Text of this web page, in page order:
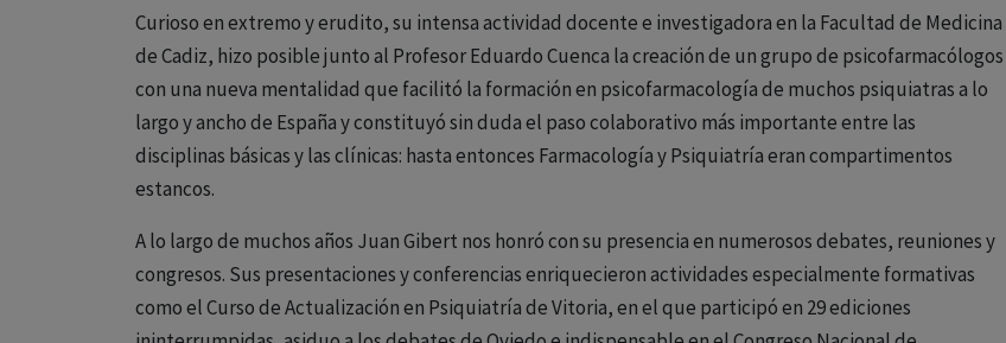
Curioso en extremo y erudito, su intensa actividad docente e investigadora en la Facultad de Medicina
de Cadiz, hizo posible junto al Profesor Eduardo Cuenca la creación de un grupo de psicofarmacólogos
con una nueva mentalidad que facilitó la formación en psicofarmacología de muchos psiquiatras a lo
largo y ancho de España y constituyó sin duda el paso colaborativo más importante entre las
disciplinas básicas y las clínicas: hasta entonces Farmacología y Psiquiatría eran compartimentos
estancos.
A lo largo de muchos años Juan Gibert nos honró con su presencia en numerosos debates, reuniones y
congresos. Sus presentaciones y conferencias enriquecieron actividades especialmente formativas
como el Curso de Actualización en Psiquiatría de Vitoria, en el que participó en 29 ediciones